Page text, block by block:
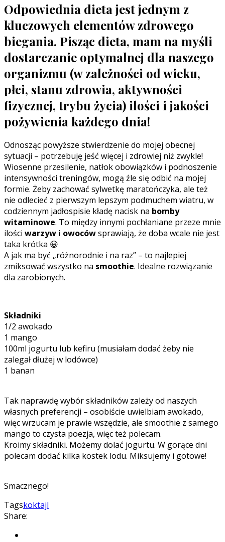
Odpowiednia dietajest jednym z
kluczowych elementówzdrowego
biegania. Pisząc dieta, mam na myśli
dostarczanie optymalnej dla naszego
organizmu (w zależności od wieku,
płci, stanu zdrowia, aktywności
fizycznej, trybu życia) ilości i jakości
pożywienia każdego dnia!
Odnosząc powyższe stwierdzenie do mojej obecnej
sytuacji – potrzebuję jeść więcej i zdrowiej niż zwykle!
Wiosenne przesilenie, natłok obowiązków i podnoszenie
intensywności treningów, mogą źle się odbić na mojej
formie. Żeby zachować sylwetkę maratończyka, ale też
nie odlecieć z pierwszym lepszym podmuchem wiatru, w
codziennym jadłospisie kładę nacisk na bomby
witaminowe. To między innymi pochłaniane przeze mnie
ilości warzyw i owocówsprawiają, że doba wcale nie jest
taka krótka 😀
A jak ma być „różnorodnie i na raz” – to najlepiej
zmiksować wszystko na smoothie. Idealne rozwiązanie
dla zarobionych.
Składniki
1/2 awokado
1 mango
100ml jogurtu lub kefiru (musiałam dodać żeby nie
zalegał dłużej w lodówce)
1 banan
Tak naprawdę wybór składników zależy od naszych
własnych preferencji – osobiście uwielbiam awokado,
więc wrzucam je prawie wszędzie, ale smoothie z samego
mango to czysta poezja, więc też polecam.
Kroimy składniki. Możemy dolać jogurtu. W gorące dni
polecam dodać kilka kostek lodu. Miksujemy i gotowe!
Smacznego!
Tagskoktajl
Share: